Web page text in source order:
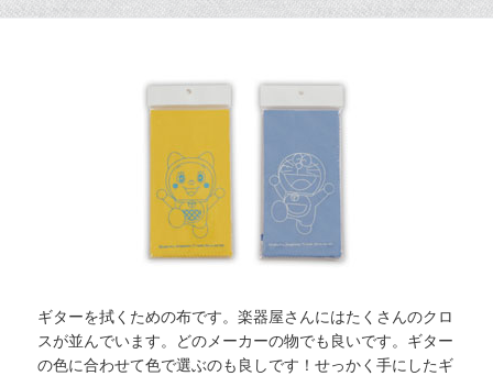
ギターを拭くための布です。楽器屋さんにはたくさんのクロ
スが並んでいます。どのメーカーの物でも良いです。ギター
の色に合わせて色で選ぶのも良しです！せっかく手にしたギ